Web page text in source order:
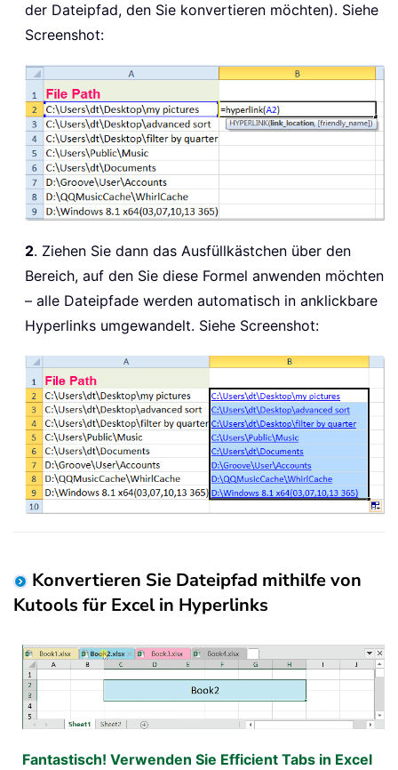
der Dateipfad, den Sie konvertieren möchten). Siehe
Screenshot:
2. Ziehen Sie dann das Ausfüllkästchen über den
Bereich, auf den Sie diese Formel anwenden möchten
– alle Dateipfade werden automatisch in anklickbare
Hyperlinks umgewandelt. Siehe Screenshot:
Konvertieren Sie Dateipfad mithilfe von
Kutools für Excel in Hyperlinks
Fantastisch! Verwenden Sie Efficient Tabs in Excel